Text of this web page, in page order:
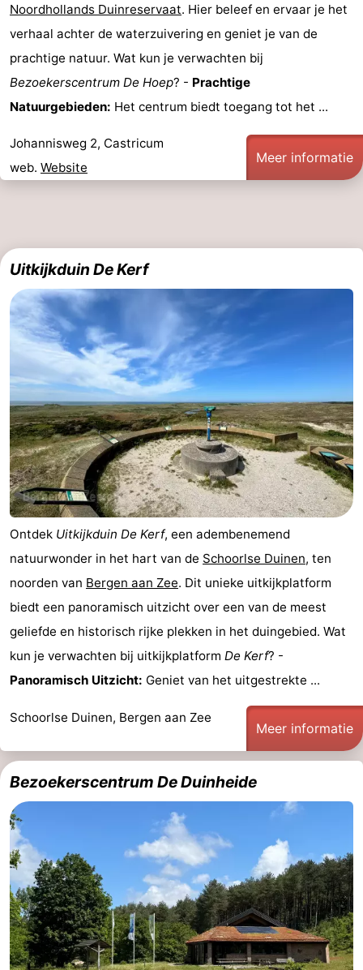
Noordhollands Duinreservaat. Hier beleef en ervaar je het
verhaal achter de waterzuivering en geniet je van de
prachtige natuur. Wat kun je verwachten bij
Bezoekerscentrum De Hoep? - Prachtige
Natuurgebieden: Het centrum biedt toegang tot het ...
Johannisweg 2, Castricum
web. Website
Meer informatie
Uitkijkduin De Kerf
Ontdek Uitkijkduin De Kerf, een adembenemend
natuurwonder in het hart van de Schoorlse Duinen, ten
noorden van Bergen aan Zee. Dit unieke uitkijkplatform
biedt een panoramisch uitzicht over een van de meest
geliefde en historisch rijke plekken in het duingebied. Wat
kun je verwachten bij uitkijkplatform De Kerf? -
Panoramisch Uitzicht: Geniet van het uitgestrekte ...
Schoorlse Duinen, Bergen aan Zee
Meer informatie
Bezoekerscentrum De Duinheide